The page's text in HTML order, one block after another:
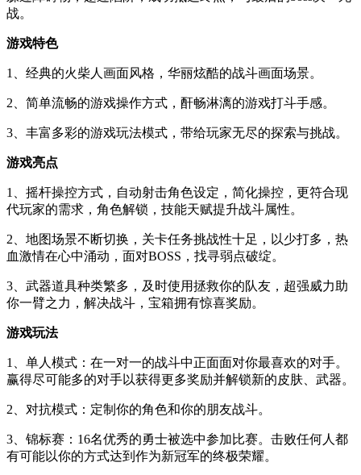
战。
游戏特色
1、经典的火柴人画面风格，华丽炫酷的战斗画面场景。
2、简单流畅的游戏操作方式，酐畅淋漓的游戏打斗手感。
3、丰富多彩的游戏玩法模式，带给玩家无尽的探索与挑战。
游戏亮点
1、摇杆操控方式，自动射击角色设定，简化操控，更符合现
代玩家的需求，角色解锁，技能天赋提升战斗属性。
2、地图场景不断切换，关卡任务挑战性十足，以少打多，热
血激情在心中涌动，面对BOSS，找寻弱点破绽。
3、武器道具种类繁多，及时使用拯救你的队友，超强威力助
你一臂之力，解决战斗，宝箱拥有惊喜奖励。
游戏玩法
1、单人模式：在一对一的战斗中正面面对你最喜欢的对手。
赢得尽可能多的对手以获得更多奖励并解锁新的皮肤、武器。
2、对抗模式：定制你的角色和你的朋友战斗。
3、锦标赛：16名优秀的勇士被选中参加比赛。击败任何人都
有可能以你的方式达到作为新冠军的终极荣耀。